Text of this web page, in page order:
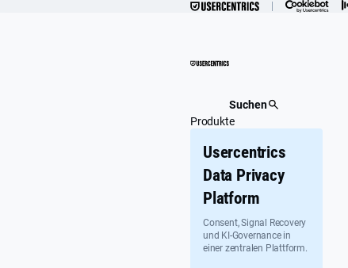
Suchen
Produkte
Usercentrics
Data Privacy
Platform
Consent, Signal Recovery
und KI-Governance in
einer zentralen Plattform.